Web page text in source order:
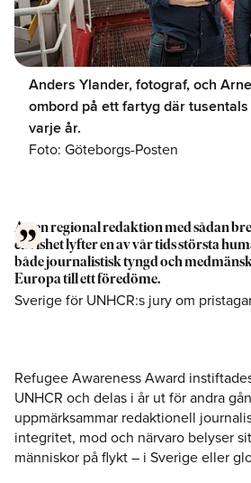
Anders Ylander, fotograf, och
ombord på ett fartyg där
varje år.
Foto: Göteborgs-Posten
Att en regional redaktion med sådan
envishet lyfter en av vår tids största
både journalistisk tyngd och
Europa till ett föredöme.
Sverige för UNHCR:s jury om
Refugee Awareness Award
UNHCR och delas i år ut för andra
uppmärksammar redaktionell
integritet, mod och närvaro belyser
människor på flykt – i Sverige eller